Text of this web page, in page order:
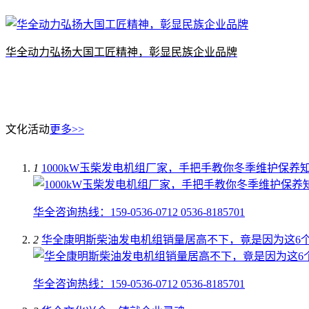
华全动力弘扬大国工匠精神，彰显民族企业品牌
文化活动更多>>
1 1000kW玉柴发电机组厂家，手把手教你冬季维护保养
华全咨询热线：159-0536-0712 0536-8185701
2 华全康明斯柴油发电机组销量居高不下，竟是因为这6
华全咨询热线：159-0536-0712 0536-8185701